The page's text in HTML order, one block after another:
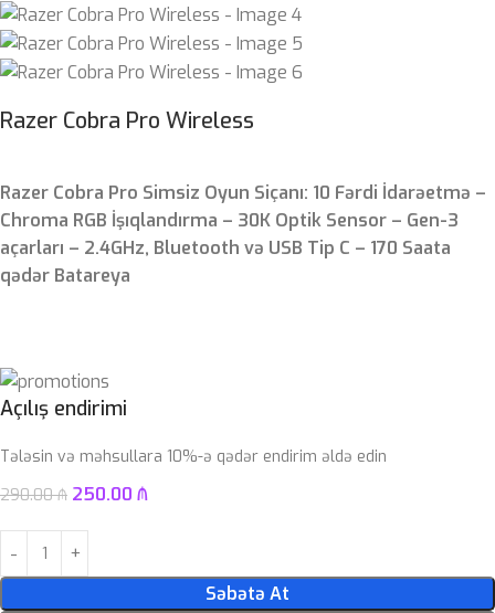
Razer Cobra Pro Wireless
Razer Cobra Pro Simsiz Oyun Siçanı: 10 Fərdi İdarəetmə –
Chroma RGB İşıqlandırma – 30K Optik Sensor – Gen-3
açarları – 2.4GHz, Bluetooth və USB Tip C – 170 Saata
qədər Batareya
Açılış endirimi
Tələsin və məhsullara 10%-ə qədər endirim əldə edin
290.00₼ 250.00 ₼
Səbətə At